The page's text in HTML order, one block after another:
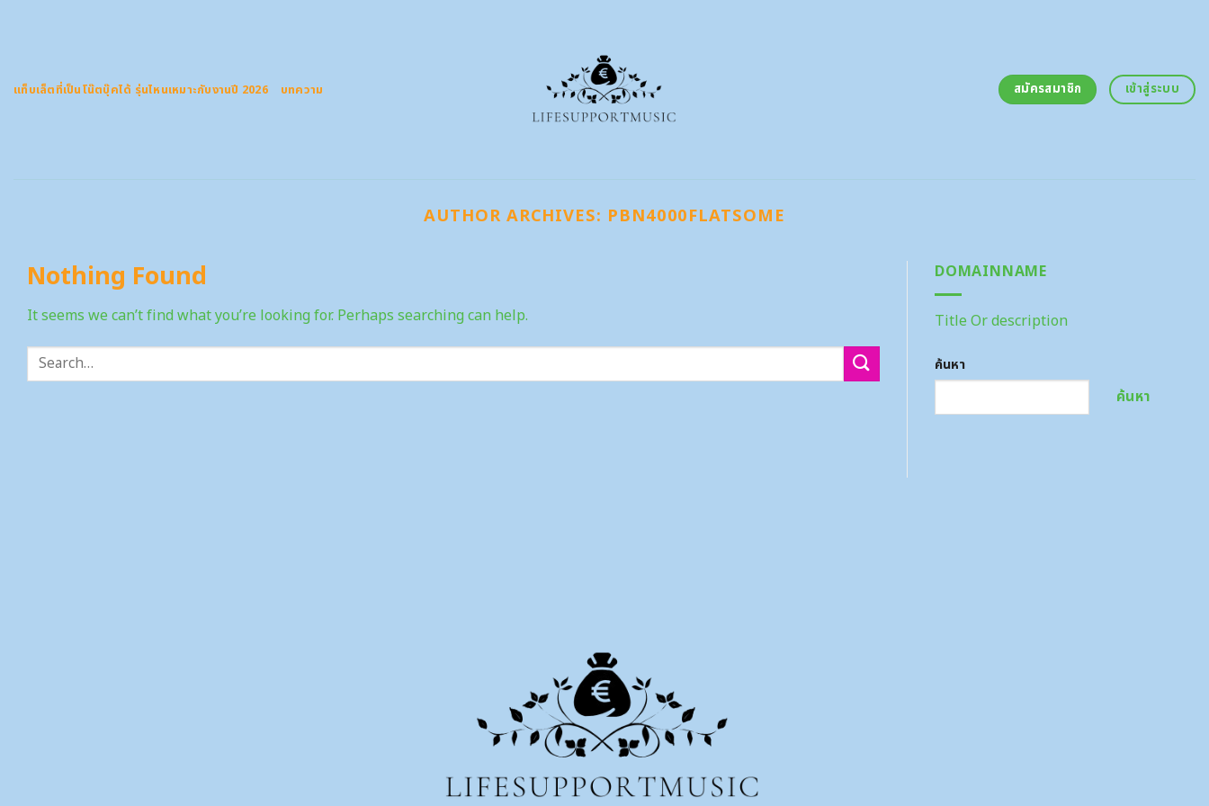
แท็บเล็ตที่เป็นโน๊ตบุ๊คได้ รุ่นไหนเหมาะกับงานปี 2026 บทความ สมัครสมาชิก เข้าสู่ระบบ
AUTHOR ARCHIVES: PBN4000FLATSOME
Nothing Found
It seems we can’t find what you’re looking for. Perhaps searching can help.
DOMAINNAME
Title Or description
ค้นหา
ค้นหา